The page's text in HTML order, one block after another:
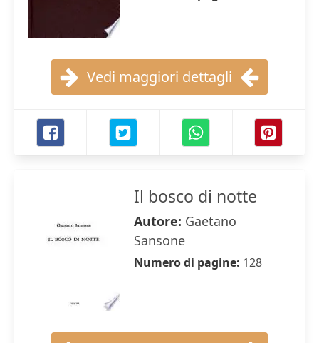
Vedi maggiori dettagli
Il bosco di notte
Autore: Gaetano
Sansone
Numero di pagine: 128